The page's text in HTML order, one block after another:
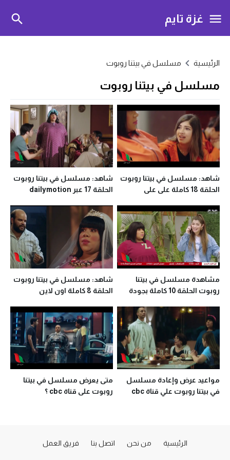
غزة تايم
الرئيسية مسلسل في بيتنا روبوت
مسلسل في بيتنا روبوت
شاهد: مسلسل في بيتنا روبوت
الحلقة 18 كاملة على على
شاهد: مسلسل في بيتنا روبوت
الحلقة 17 عبر dailymotion
مشاهدة مسلسل في بيتنا
روبوت الحلقة 10 كاملة بجودة
شاهد: مسلسل في بيتنا روبوت
الحلقة 8 كاملة اون لاين
مواعيد عرض وإعادة مسلسل
في بيتنا روبوت علي قناة cbc
متى يعرض مسلسل في بيتنا
روبوت على قناة cbc ؟
الرئيسية من نحن اتصل بنا فريق العمل